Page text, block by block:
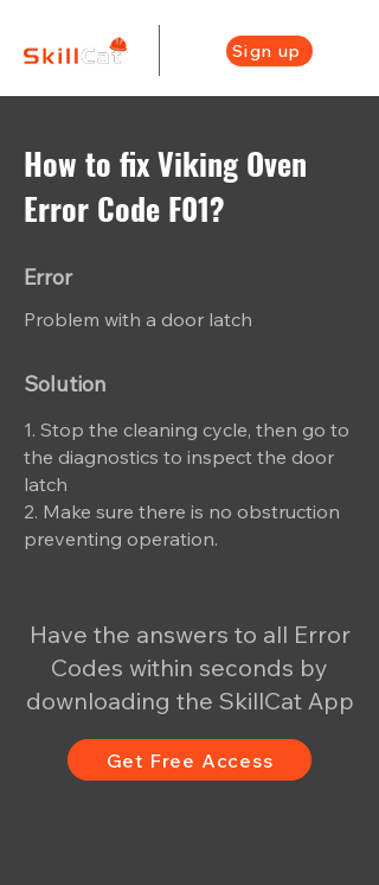
Sign up
How to fix Viking Oven
Error Code F01?
Error
Problem with a door latch
Solution
1. Stop the cleaning cycle, then go to
the diagnostics to inspect the door
latch
2. Make sure there is no obstruction
preventing operation.
Have the answers to all Error
Codes within seconds by
downloading the SkillCat App
Get Free Access